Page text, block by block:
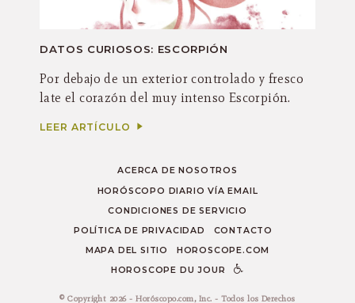
DATOS CURIOSOS: ESCORPIÓN
Por debajo de un exterior controlado y fresco
late el corazón del muy intenso Escorpión.
LEER ARTÍCULO
ACERCA DE NOSOTROS
HORÓSCOPO DIARIO VÍA EMAIL
CONDICIONES DE SERVICIO
POLÍTICA DE PRIVACIDAD
CONTACTO
MAPA DEL SITIO
HOROSCOPE.COM
HOROSCOPE DU JOUR
© Copyright 2026 - Horóscopo.com, Inc. - Todos los Derechos